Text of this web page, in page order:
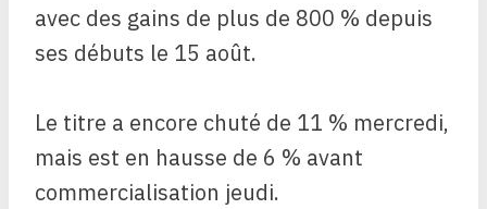
avec des gains de plus de 800 % depuis
ses débuts le 15 août.
Le titre a encore chuté de 11 % mercredi,
mais est en hausse de 6 % avant
commercialisation jeudi.